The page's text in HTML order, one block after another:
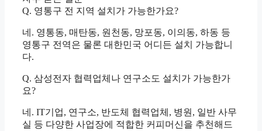
Q. 영통구 전 지역 설치가 가능한가요?
네. 영통동, 매탄동, 원천동, 망포동, 이의동, 하동 등
영통구 전역은 물론 대한민국 어디든 설치 가능합니
다.
Q. 삼성전자 협력업체나 연구소도 설치가 가능한가
요?
네. IT기업, 연구소, 반도체 협력업체, 병원, 일반 사무
실 등 다양한 사업장에 적합한 커피머신을 추천해드